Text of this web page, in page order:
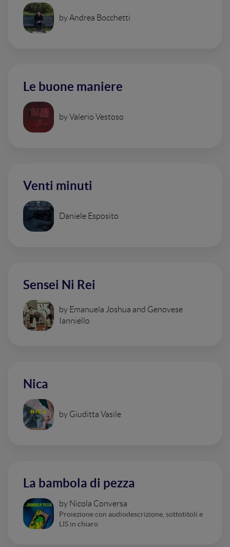
by Andrea Bocchetti
Le buone maniere
by Valerio Vestoso
Venti minuti
Daniele Esposito
Sensei Ni Rei
by Emanuela Joshua and Genovese
Ianniello
Nica
by Giuditta Vasile
La bambola di pezza
by Nicola Conversa
Proiezione con audiodescrizione, sottotitoli e
LIS in chiaro